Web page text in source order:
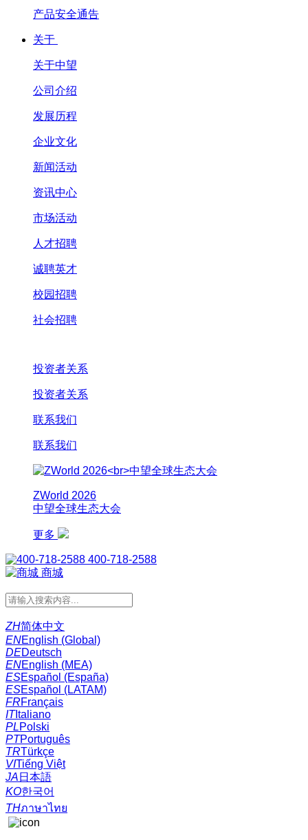
产品安全通告
关于
关于中望
公司介绍
发展历程
企业文化
新闻活动
资讯中心
市场活动
人才招聘
诚聘英才
校园招聘
社会招聘
投资者关系
投资者关系
联系我们
联系我们
ZWorld 2026
中望全球生态大会
更多
400-718-2588
商城
ZH简体中文
ENEnglish (Global)
DEDeutsch
ENEnglish (MEA)
ESEspañol (España)
ESEspañol (LATAM)
FRFrançais
ITItaliano
PLPolski
PTPortuguês
TRTürkçe
VITiếng Việt
JA 日本語
KO한국어
THภาษาไทย